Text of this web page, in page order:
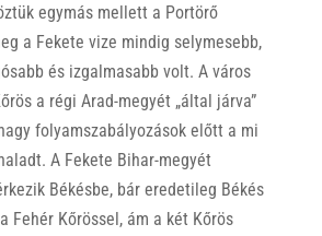
egymás mellett a Portörő
a Fekete vize mindig selymesebb,
és izgalmasabb volt. A város
a régi Arad-megyét „által járva”
folyamszabályozások előtt a mi
A Fekete Bihar-megyét
Békésbe, bár eredetileg Békés
Fehér Kőrössel, ám a két Kőrös